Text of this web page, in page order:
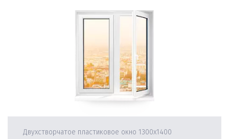
Двухстворчатое пластиковое окно 1300х1400